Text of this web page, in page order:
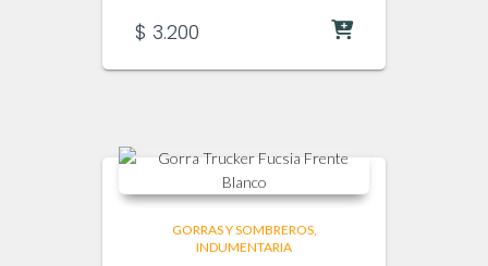
$ 3.200
GORRAS Y SOMBREROS
INDUMENTARIA